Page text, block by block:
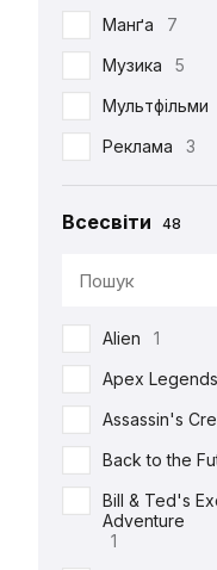
NECA
12
One Toys
Play Arts KAI
Pop Toys
1
Present Toys
S.H.Figuarts
Toys Era
Weta
Манґа
7
Музика
5
Мультфільми
Реклама
3
Серіали
39
Фільми
125
Всесвіти 48
Alien
1
Apex Legends
Assassin's
Back to the
Bill & Ted's
Adventure
1